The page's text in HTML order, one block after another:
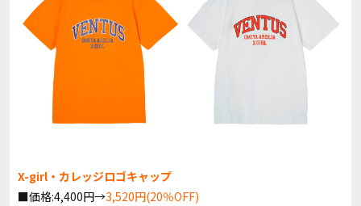
X-girl・カレッジロゴキャップ
■価格:4,400円→3,520円(20％OFF)